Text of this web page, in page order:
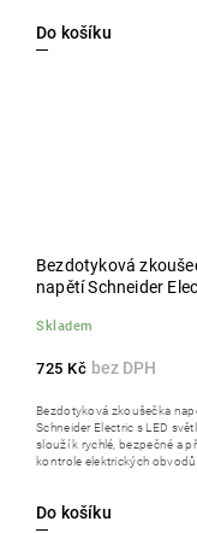
Do košíku
Bezdotyková
napětí Schneider
Skladem
725 Kč
Do košíku
Bezdotyková zkoušečka
Schneider Electric s LED
slouží k rychlé, bezpečné a
kontrole elektrických obvodů.